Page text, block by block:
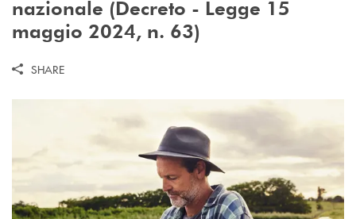
nazionale (Decreto - Legge 15
maggio 2024, n. 63)
SHARE